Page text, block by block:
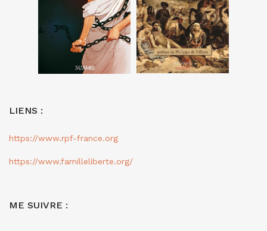
LIENS :
https://www.rpf-france.org
https://www.familleliberte.org/
ME SUIVRE :